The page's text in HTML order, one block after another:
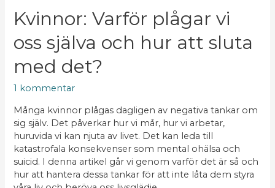
Kvinnor: Varför plågar vi
oss själva och hur att sluta
med det?
1 kommentar
Många kvinnor plågas dagligen av negativa tankar om
sig själv. Det påverkar hur vi mår, hur vi arbetar,
huruvida vi kan njuta av livet. Det kan leda till
katastrofala konsekvenser som mental ohälsa och
suicid. I denna artikel går vi genom varför det är så och
hur att hantera dessa tankar för att inte låta dem styra